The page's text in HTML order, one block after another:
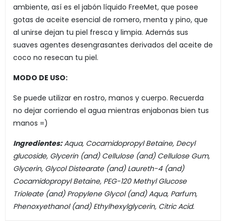
ambiente, así es el jabón líquido FreeMet, que posee
gotas de aceite esencial de romero, menta y pino, que
al unirse dejan tu piel fresca y limpia. Además sus
suaves agentes desengrasantes derivados del aceite de
coco no resecan tu piel.
MODO DE USO:
Se puede utilizar en rostro, manos y cuerpo. Recuerda
no dejar corriendo el agua mientras enjabonas bien tus
manos =)
Ingredientes:Aqua, Cocamidopropyl Betaine, Decyl
glucoside, Glycerin (and) Cellulose (and) Cellulose Gum,
Glycerin, Glycol Distearate (and) Laureth-4 (and)
Cocamidopropyl Betaine, PEG-120 Methyl Glucose
Trioleate (and) Propylene Glycol (and) Aqua, Parfum,
Phenoxyethanol (and) Ethylhexylglycerin, Citric Acid.